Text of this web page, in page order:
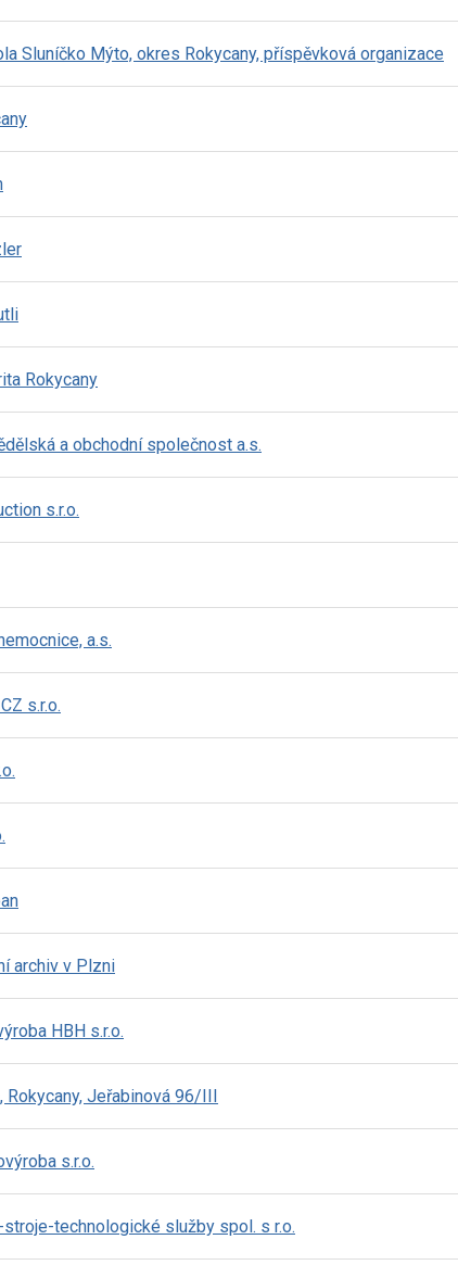
Sluníčko Mýto, okres Rokycany, příspěvková organizace
Rokycany
a obchodní společnost a.s.
s.r.o.
a.s.
s.r.o.
archiv v Plzni
HBH s.r.o.
Rokycany, Jeřabinová 96/III
s.r.o.
stroje-technologické služby spol. s r.o.